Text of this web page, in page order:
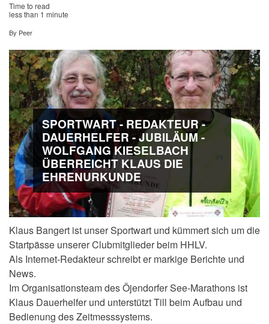
Time to read
less than 1 minute
By Peer
SPORTWART - REDAKTEUR -
DAUERHELFER - JUBILÄUM -
WOLFGANG KIESELBACH
ÜBERREICHT KLAUS DIE
EHRENURKUNDE
Klaus Bangert ist unser Sportwart und kümmert sich um die
Startpässe unserer Clubmitglieder beim HHLV.
Als Internet-Redakteur schreibt er markige Berichte und
News.
Im Organisationsteam des Öjendorfer See-Marathons ist
Klaus Dauerhelfer und unterstützt Till beim Aufbau und
Bedienung des Zeitmesssystems.